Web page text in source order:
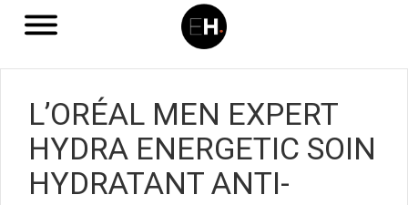
L’ORÉAL MEN EXPERT
HYDRA ENERGETIC SOIN
HYDRATANT ANTI-